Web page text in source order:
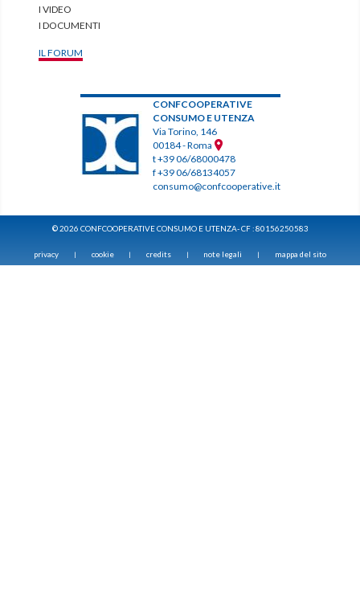
I VIDEO
I DOCUMENTI
IL FORUM
CONFCOOPERATIVE
CONSUMO E UTENZA
Via Torino, 146
00184 - Roma
t +39 06/68000478
f +39 06/68134057
consumo@confcooperative.it
© 2026 CONFCOOPERATIVE CONSUMO E UTENZA- CF : 80156250583
privacy | cookie | credits | note legali | mappa del sito